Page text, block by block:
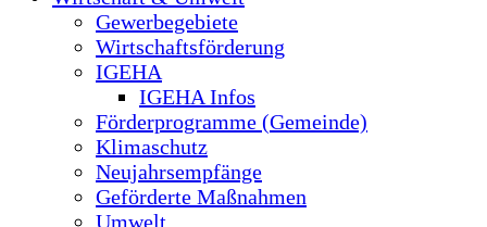
Gewerbegebiete
Wirtschaftsförderung
IGEHA
IGEHA Infos
Förderprogramme (Gemeinde)
Klimaschutz
Neujahrsempfänge
Geförderte Maßnahmen
Umwelt